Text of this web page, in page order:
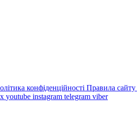
конфіденційності Правила сайту
x youtube instagram telegram viber